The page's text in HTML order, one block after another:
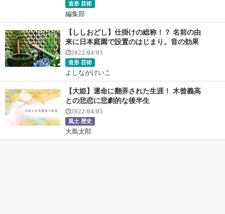
造形 芸術
編集部
【ししおどし】仕掛けの総称！？ 名前の由
来に日本庭園で設置のはじまり。音の効果
2022/04/05
造形 芸術
よしながけいこ
【大姫】運命に翻弄された生涯！ 木曾義高
との悲恋に悲劇的な後半生
2022/04/05
風土 歴史
大島太郎